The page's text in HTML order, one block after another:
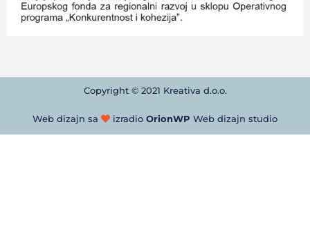
Copyright © 2021 Kreativa d.o.o.
Web dizajn sa izradio OrionWP Web dizajn studio